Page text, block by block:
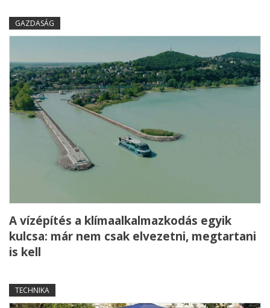
GAZDASÁG
A vízépítés a klímaalkalmazkodás egyik
kulcsa: már nem csak elvezetni, megtartani
is kell
TECHNIKA